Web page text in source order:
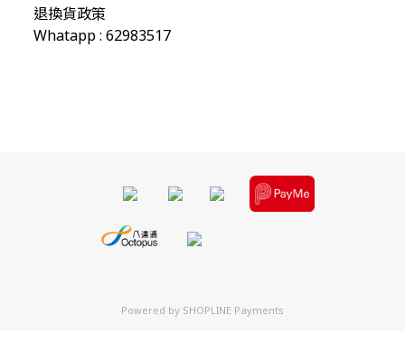
退換貨政策
Whatapp : 62983517
Powered by SHOPLINE Payments